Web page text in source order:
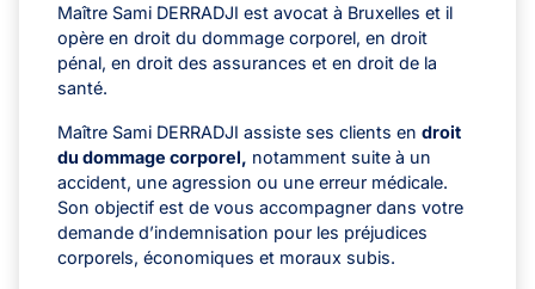
Maître Sami DERRADJI est avocat à Bruxelles et il
opère en droit du dommage corporel, en droit
pénal, en droit des assurances et en droit de la
santé.
Maître Sami DERRADJI assiste ses clients en droit
du dommage corporel, notamment suite à un
accident, une agression ou une erreur médicale.
Son objectif est de vous accompagner dans votre
demande d’indemnisation pour les préjudices
corporels, économiques et moraux subis.